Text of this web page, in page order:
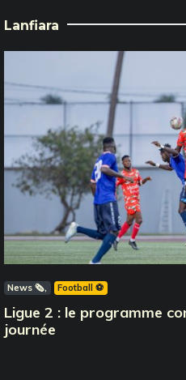
Lanfiara
News 🗞️ Football ⚽️
Ligue 2 : le programme
journée